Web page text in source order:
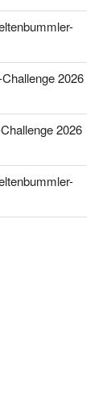
2026
2026